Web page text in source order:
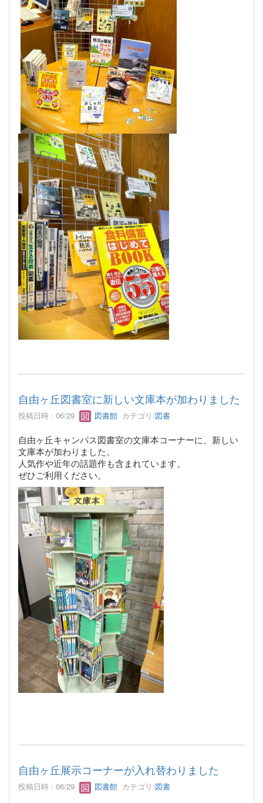
自由ヶ丘図書室に新しい文庫本が加わりました
投稿日時 : 06/29 図書館 カテゴリ:図書
自由ヶ丘キャンパス図書室の文庫本コーナーに、新しい
文庫本が加わりました。
人気作や近年の話題作も含まれています。
ぜひご利用ください。
自由ヶ丘展示コーナーが入れ替わりました
投稿日時 : 06/29 図書館 カテゴリ:図書